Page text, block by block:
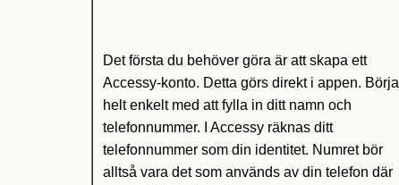
Det första du behöver göra är att skapa ett
Accessy-konto. Detta görs direkt i appen. Börja
helt enkelt med att fylla in ditt namn och
telefonnummer. I Accessy räknas ditt
telefonnummer som din identitet. Numret bör
alltså vara det som används av din telefon där